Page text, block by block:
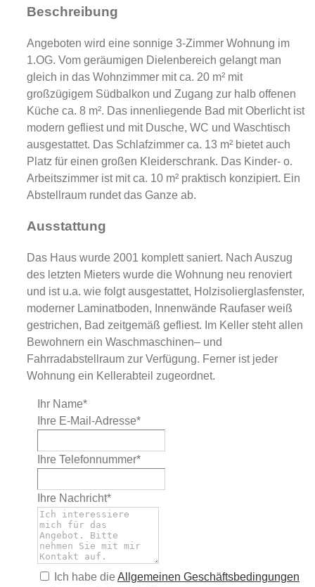
Beschreibung
Angeboten wird eine sonnige 3-Zimmer Wohnung im
1.OG. Vom geräumigen Dielenbereich gelangt man
gleich in das Wohnzimmer mit ca. 20 m² mit
großzügigem Südbalkon und Zugang zur halb offenen
Küche ca. 8 m². Das innenliegende Bad mit Oberlicht ist
modern gefliest und mit Dusche, WC und Waschtisch
ausgestattet. Das Schlafzimmer ca. 13 m² bietet auch
Platz für einen großen Kleiderschrank. Das Kinder- o.
Arbeitszimmer ist mit ca. 10 m² praktisch konzipiert. Ein
Abstellraum rundet das Ganze ab.
Ausstattung
Das Haus wurde 2001 komplett saniert. Nach Auszug
des letzten Mieters wurde die Wohnung neu renoviert
und ist u.a. wie folgt ausgestattet, Holzisolierglasfenster,
moderner Laminatboden, Innenwände Raufaser weiß
gestrichen, Bad zeitgemäß gefliest. Im Keller steht allen
Bewohnern ein Waschmaschinen– und
Fahrradabstellraum zur Verfügung. Ferner ist jeder
Wohnung ein Kellerabteil zugeordnet.
Ihr Name*
Ihre E-Mail-Adresse*
Ihre Telefonnummer*
Ihre Nachricht*
Ich habe die Allgemeinen Geschäftsbedingungen